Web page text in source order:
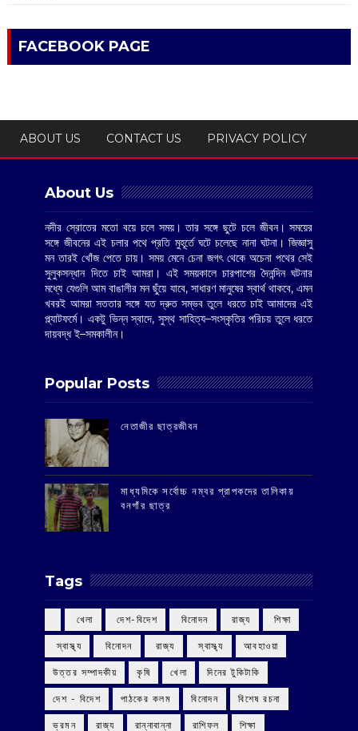
FACEBOOK PAGE
ABOUT US CONTACT US PRIVACY POLICY
About Us
নদীর স্রোতের মতো বয়ে চলে সময়। তার সঙ্গে ছুটে চলে জীবন। সময়ের
সঙ্গে জীবনের এই চলার পথে প্রতি মুহূর্তে ঘটে চলেছে নানা ঘটনা। জিজ্ঞাসু
মন তারই খোঁজ পেতে চায়। সময় মেনে চেনা জগৎ থেকে অচেনা পথের সেই
সুলুকসন্ধান দিতে চাই আমরা। এই সময়কালে চারপাশের দৈনন্দিন ঘটনার
মধ্যে যেগুলি আম বাঙালীর মন ছুঁয়ে যাবে, সাধারণ মানুষের স্বার্থ থাকবে, এমন
খবরই আমরা সততার সঙ্গে যত দ্রুত সম্ভব তুলে ধরতে চাই আমাদের এই
প্ল্যাটফর্মে। একটু ভিন্ন স্বাদে, সুস্থ সাহিত্য–সংস্কৃতির পরিচয় তুলে ধরতে
দায়বদ্ধ ই–সমকালীন।
Popular Posts
‌নেতাজীর ছাত্রজীবন
মাধ্যমিকে সর্বোচ্চ নম্বর প্রাপকদের তালিকায়
বনগাঁর ছাত্র
Tags
‌ খেলা ‌ দেশ-বিদেশ ‌ বিনোদন ‌ রাজ্য ‌ শিক্ষা
‌ স্বাস্থ্য ‌ বিনোদন ‌ রাজ্য ‌ স্বাস্থ্য আবহাওয়া
উত্তর সম্পাদকীয় কৃষি খেলা দিনের টুকিটাকি
দেশ - বিদেশ পাঠকের কলম বিনোদন বিশেষ রচনা
ভ্রমন রাজ্য রান্নাবান্না রাশিফল শিক্ষা